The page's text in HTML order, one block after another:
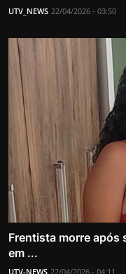
UTV_NEWS 22/04/2026 - 03:50
Frentista morre após
em ...
UTV-NEWS 22/04/2026 - 04:11